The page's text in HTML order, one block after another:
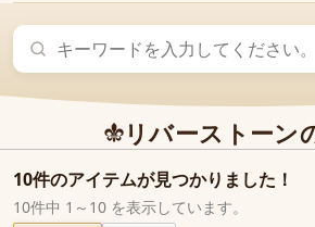
リバーストーン
10件のアイテムが見つかりました！
10件中 1～10 を表示しています。